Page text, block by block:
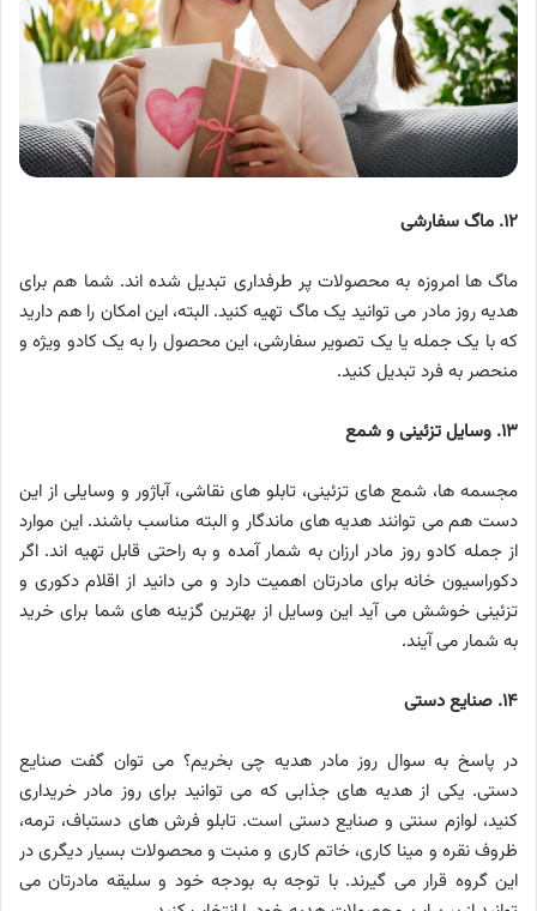
۱۲. ماگ سفارشی
ماگ ها امروزه به محصولات پر طرفداری تبدیل شده اند. شما هم برای
هدیه روز مادر می توانید یک ماگ تهیه کنید. البته، این امکان را هم دارید
که با یک جمله یا یک تصویر سفارشی، این محصول را به یک کادو ویژه و
منحصر به فرد تبدیل کنید.
۱۳. وسایل تزئینی و شمع
مجسمه ها، شمع های تزئینی، تابلو های نقاشی، آباژور و وسایلی از این
دست هم می توانند هدیه های ماندگار و البته مناسب باشند. این موارد
از جمله کادو روز مادر ارزان به شمار آمده و به راحتی قابل تهیه اند. اگر
دکوراسیون خانه برای مادرتان اهمیت دارد و می دانید از اقلام دکوری و
تزئینی خوشش می آید این وسایل از بهترین گزینه های شما برای خرید
به شمار می آیند.
۱۴. صنایع دستی
در پاسخ به سوال روز مادر هدیه چی بخریم؟ می توان گفت صنایع
دستی. یکی از هدیه های جذابی که می توانید برای روز مادر خریداری
کنید، لوازم سنتی و صنایع دستی است. تابلو فرش های دستباف، ترمه،
ظروف نقره و مینا کاری، خاتم کاری و منبت و محصولات بسیار دیگری در
این گروه قرار می گیرند. با توجه به بودجه خود و سلیقه مادرتان می